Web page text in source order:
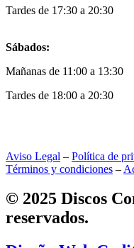
Tardes de 17:30 a 20:30
Sábados:
Mañanas de 11:00 a 13:30
Tardes de 18:00 a 20:30
Aviso Legal – Política de
Términos y condiciones –
© 2025 Discos
reservados.